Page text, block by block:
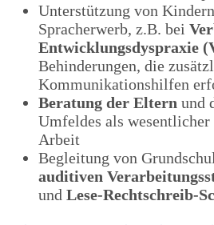
Unterstützung von
Spracherwerb, z.B. bei
Entwicklungsdyspraxie
Behinderungen, die
Kommunikationshilfen
Beratung der Eltern und
Umfeldes als
Arbeit
Begleitung von
auditiven
und Lese-Rechtschreib-